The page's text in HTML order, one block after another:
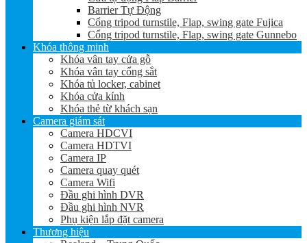
Barrier Tự Động
Cổng tripod turnstile, Flap, swing gate Fujica
Cổng tripod turnstile, Flap, swing gate Gunnebo
Khóa thông minh
Khóa vân tay cửa gỗ
Khóa vân tay cổng sắt
Khóa tủ locker, cabinet
Khóa cửa kính
Khóa thẻ từ khách sạn
Camera giám sát
Camera HDCVI
Camera HDTVI
Camera IP
Camera quay quét
Camera Wifi
Đầu ghi hình DVR
Đầu ghi hình NVR
Phụ kiện lắp đặt camera
Thương hiệu